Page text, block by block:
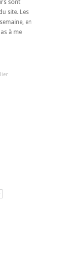
sont
site. Les
en
à me